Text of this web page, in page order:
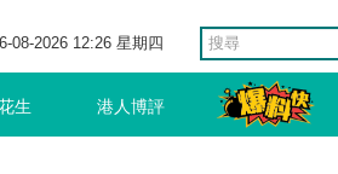
08-2026 12:26 星期四
生 港人博評